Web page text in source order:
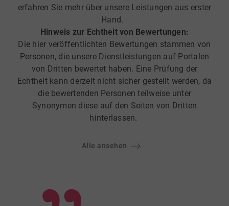
erfahren Sie mehr über unsere Leistungen aus erster
Hand.
Hinweis zur Echtheit von Bewertungen:
Die hier veröffentlichten Bewertungen stammen von
Personen, die unsere Dienstleistungen auf Portalen
von Dritten bewertet haben. Eine Prüfung der
Echtheit kann derzeit nicht sicher gestellt werden, da
die bewertenden Personen teilweise unter
Synonymen diese auf den Seiten von Dritten
hinterlassen.
Alle ansehen